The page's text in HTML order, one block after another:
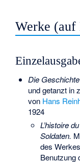
Werke (auf
Die
und getanzt in
von Hans
1924
L’histoire
Soldaten.
des
Benutzung